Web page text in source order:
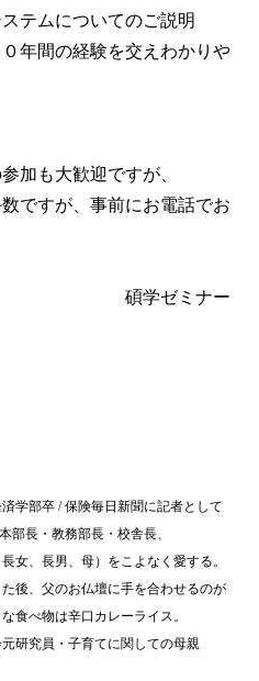
テムについてのご説明
年間の経験を交えわかりや
加も大歓迎ですが、
ですが、事前にお電話でお
ミナー
学部卒 /保険毎日新聞に記者として
部長・教務部長・校舎長、
女、長男、母）をこよなく愛する。
後、父のお仏壇に手を合わせるのが
食べ物は辛口カレーライス。
研究員・子育てに関しての母親